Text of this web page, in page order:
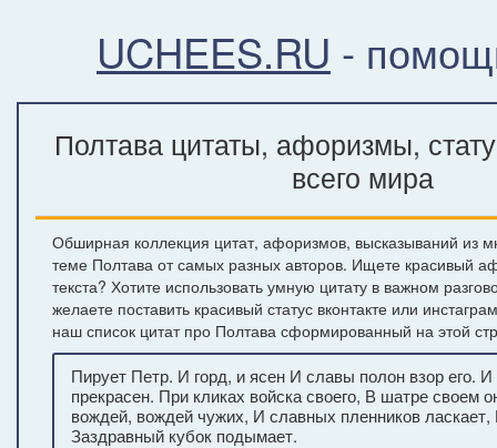
UCHEES.RU -
Полтава цитаты, афоризмы,
всего мира
Обширная коллекция цитат, афоризмов, высказываний из
теме Полтава от самых разных авторов. Ищете красивый
текста? Хотите использовать умную цитату в важном
желаете поставить красивый статус вконтакте или
наш список цитат про Полтава сформированный на этой
Пирует Петр. И горд, и ясен И славы полон взор его. И
прекрасен. При кликах войска своего, В шатре своем
вождей, вождей чужих, И славных пленников ласкает,
Заздравный кубок подымает.